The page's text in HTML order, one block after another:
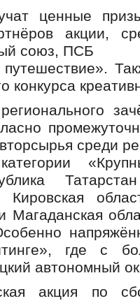
ценные
акции,
союз, ПСБ
конкурса
среди
Кировская
где с
автономный
акция по